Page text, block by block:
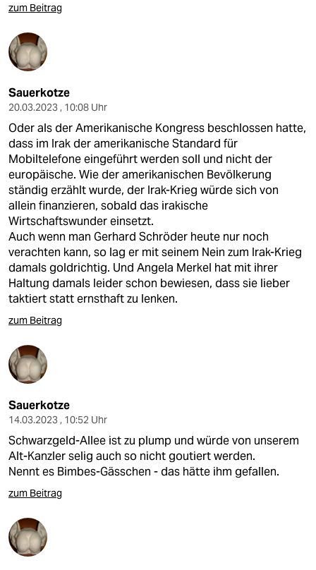
zum Beitrag
Sauerkotze
20.03.2023 , 10:08 Uhr
Oder als der Amerikanische Kongress beschlossen hatte,
dass im Irak der amerikanische Standard für
Mobiltelefone eingeführt werden soll und nicht der
europäische. Wie der amerikanischen Bevölkerung
ständig erzählt wurde, der Irak-Krieg würde sich von
allein finanzieren, sobald das irakische
Wirtschaftswunder einsetzt.
Auch wenn man Gerhard Schröder heute nur noch
verachten kann, so lag er mit seinem Nein zum Irak-Krieg
damals goldrichtig. Und Angela Merkel hat mit ihrer
Haltung damals leider schon bewiesen, dass sie lieber
taktiert statt ernsthaft zu lenken.
zum Beitrag
Sauerkotze
14.03.2023 , 10:52 Uhr
Schwarzgeld-Allee ist zu plump und würde von unserem
Alt-Kanzler selig auch so nicht goutiert werden.
Nennt es Bimbes-Gässchen - das hätte ihm gefallen.
zum Beitrag